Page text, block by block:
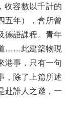
收容數以千計的
五年），會所曾
德語課程。青年
……此建築物現
港事，只有一句
，除了上篇所述
赴誰人之邀，一